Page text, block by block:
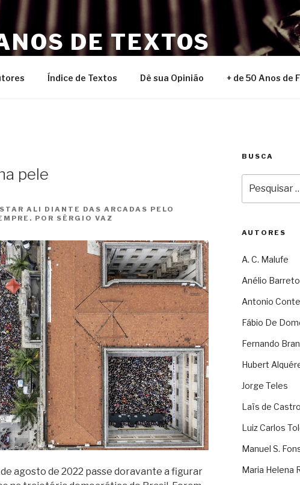
DE TEXTOS
Índice de Textos Dê sua Opinião + de 50 Anos de
pele
ALI DIANTE DAS ARCADAS PELO
POR SÉRGIO VAZ
de agosto de 2022 passe doravante a figurar
BUSCA
por:
AUTORES
A. C. Malufe
Anélio Barreto
Antonio
Fábio De
Fernando
Hubert
Jorge Teles
Laïs de Castro
Luiz Carlos
Manuel S.
Maria Helena